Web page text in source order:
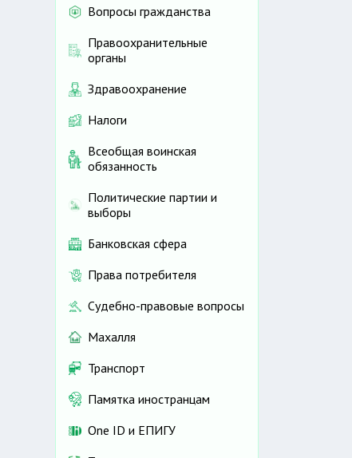
Вопросы гражданства
Правоохранительные
органы
Здравоохранение
Налоги
Всеобщая воинская
обязанность
Политические партии и
выборы
Банковская сфера
Права потребителя
Судебно-правовые вопросы
Махалля
Транспорт
Памятка иностранцам
One ID и ЕПИГУ